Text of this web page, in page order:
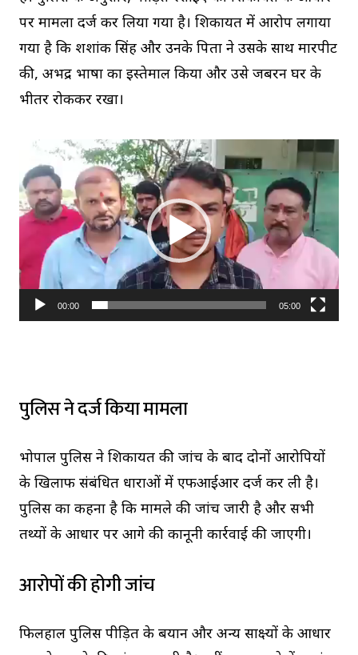
पर मामला दर्ज कर लिया गया है। शिकायत में आरोप लगाया
गया है कि शशांक सिंह और उनके पिता ने उसके साथ मारपीट
की, अभद्र भाषा का इस्तेमाल किया और उसे जबरन घर के
भीतर रोककर रखा।
d
P
r
00:00 05:00
पुलिस ने दर्ज किया मामला
भोपाल पुलिस ने शिकायत की जांच के बाद दोनों आरोपियों
के खिलाफ संबंधित धाराओं में एफआईआर दर्ज कर ली है।
पुलिस का कहना है कि मामले की जांच जारी है और सभी
तथ्यों के आधार पर आगे की कानूनी कार्रवाई की जाएगी।
आरोपों की होगी जांच
फिलहाल पुलिस पीड़ित के बयान और अन्य साक्ष्यों के आधार